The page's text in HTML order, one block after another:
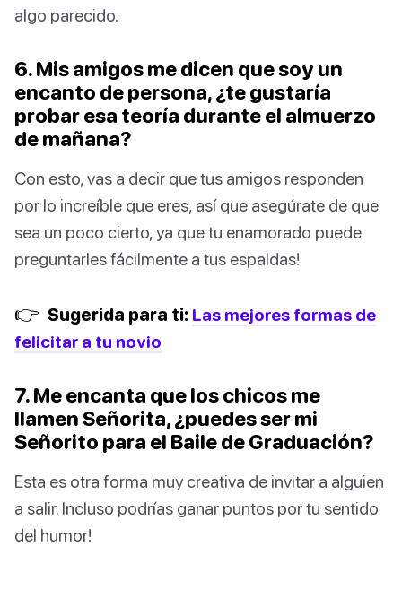
algo parecido.
6. Mis amigos me dicen que soy un
encanto de persona, ¿te gustaría
probar esa teoría durante el almuerzo
de mañana?
Con esto, vas a decir que tus amigos responden
por lo increíble que eres, así que asegúrate de que
sea un poco cierto, ya que tu enamorado puede
preguntarles fácilmente a tus espaldas!
👉 Sugerida para ti: Las mejores formas de
felicitar a tu novio
7. Me encanta que los chicos me
llamen Señorita, ¿puedes ser mi
Señorito para el Baile de Graduación?
Esta es otra forma muy creativa de invitar a alguien
a salir. Incluso podrías ganar puntos por tu sentido
del humor!